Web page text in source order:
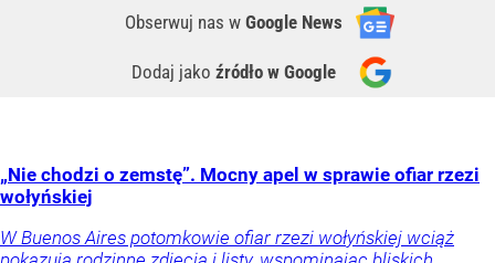
Obserwuj nas w Google News
Dodaj jako źródło w Google
„Nie chodzi o zemstę”. Mocny apel w sprawie ofiar rzezi
wołyńskiej
W Buenos Aires potomkowie ofiar rzezi wołyńskiej wciąż